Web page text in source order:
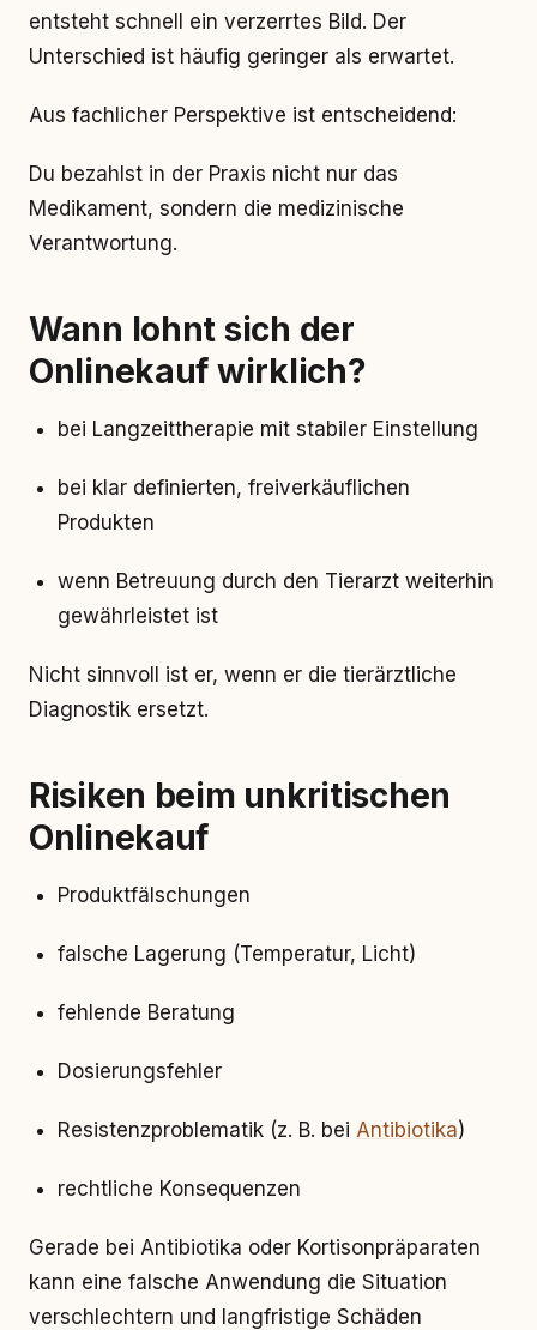
entsteht schnell ein verzerrtes Bild. Der
Unterschied ist häufig geringer als erwartet.
Aus fachlicher Perspektive ist entscheidend:
Du bezahlst in der Praxis nicht nur das
Medikament, sondern die medizinische
Verantwortung.
Wann lohnt sich der
Onlinekauf wirklich?
bei Langzeittherapie mit stabiler Einstellung
bei klar definierten, freiverkäuflichen
Produkten
wenn Betreuung durch den Tierarzt weiterhin
gewährleistet ist
Nicht sinnvoll ist er, wenn er die tierärztliche
Diagnostik ersetzt.
Risiken beim unkritischen
Onlinekauf
Produktfälschungen
falsche Lagerung (Temperatur, Licht)
fehlende Beratung
Dosierungsfehler
Resistenzproblematik (z. B. bei Antibiotika)
rechtliche Konsequenzen
Gerade bei Antibiotika oder Kortisonpräparaten
kann eine falsche Anwendung die Situation
verschlechtern und langfristige Schäden